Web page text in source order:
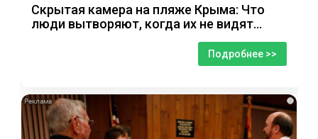
Скрытая камера на пляже Крыма: Что
люди вытворяют, когда их не видят...
Подробнее >>
i